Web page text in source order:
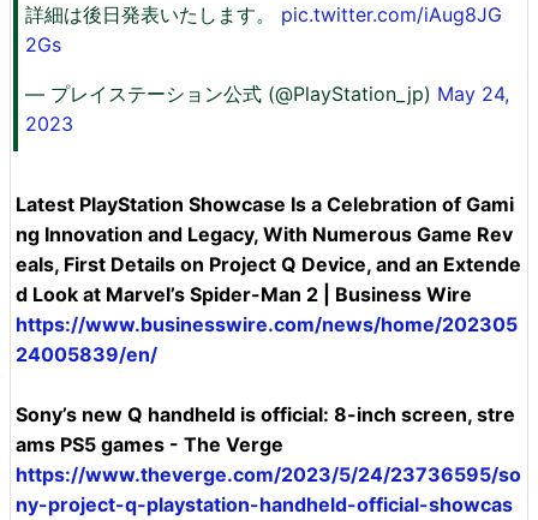
詳細は後日発表いたします。 pic.twitter.com/iAug8JG
2Gs
— プレイステーション公式 (@PlayStation_jp) May 24,
2023
Latest PlayStation Showcase Is a Celebration of Gami
ng Innovation and Legacy, With Numerous Game Rev
eals, First Details on Project Q Device, and an Extende
d Look at Marvel’s Spider-Man 2 | Business Wire
https://www.businesswire.com/news/home/202305
24005839/en/
Sony’s new Q handheld is official: 8-inch screen, stre
ams PS5 games - The Verge
https://www.theverge.com/2023/5/24/23736595/so
ny-project-q-playstation-handheld-official-showcas